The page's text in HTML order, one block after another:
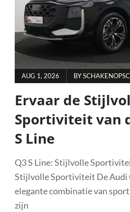
VAN
STRATEGIE
EN
POSTED
ON
AUG 1, 2026 BY
Ervaar de
Sportiviteit van
S Line
Q3 S Line: Stijlvolle
Stijlvolle Sportiviteit De Audi
elegante combinatie van
zijn